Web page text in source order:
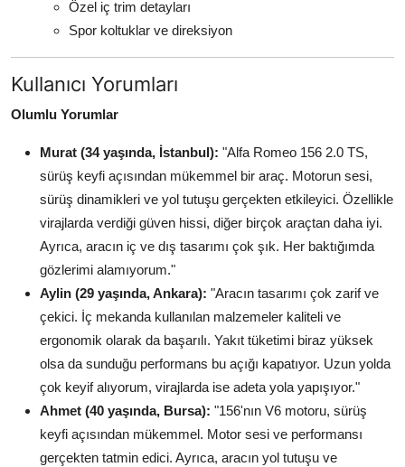
Özel iç trim detayları
Spor koltuklar ve direksiyon
Kullanıcı Yorumları
Olumlu Yorumlar
Murat (34 yaşında, İstanbul): "Alfa Romeo 156 2.0 TS,
sürüş keyfi açısından mükemmel bir araç. Motorun sesi,
sürüş dinamikleri ve yol tutuşu gerçekten etkileyici. Özellikle
virajlarda verdiği güven hissi, diğer birçok araçtan daha iyi.
Ayrıca, aracın iç ve dış tasarımı çok şık. Her baktığımda
gözlerimi alamıyorum."
Aylin (29 yaşında, Ankara): "Aracın tasarımı çok zarif ve
çekici. İç mekanda kullanılan malzemeler kaliteli ve
ergonomik olarak da başarılı. Yakıt tüketimi biraz yüksek
olsa da sunduğu performans bu açığı kapatıyor. Uzun yolda
çok keyif alıyorum, virajlarda ise adeta yola yapışıyor."
Ahmet (40 yaşında, Bursa): "156'nın V6 motoru, sürüş
keyfi açısından mükemmel. Motor sesi ve performansı
gerçekten tatmin edici. Ayrıca, aracın yol tutuşu ve